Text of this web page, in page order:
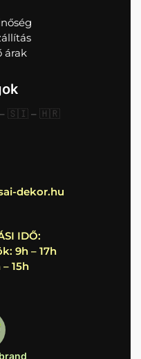
árak
– 🇸🇮 – 🇭🇷
dekor.hu
IDŐ:
9h – 17h
15h